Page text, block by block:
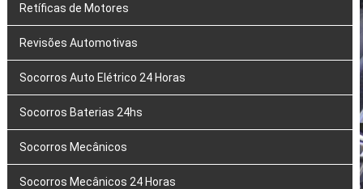
Retíficas de Motores
Revisões Automotivas
Socorros Auto Elétrico 24 Horas
Socorros Baterias 24hs
Socorros Mecânicos
Socorros Mecânicos 24 Horas